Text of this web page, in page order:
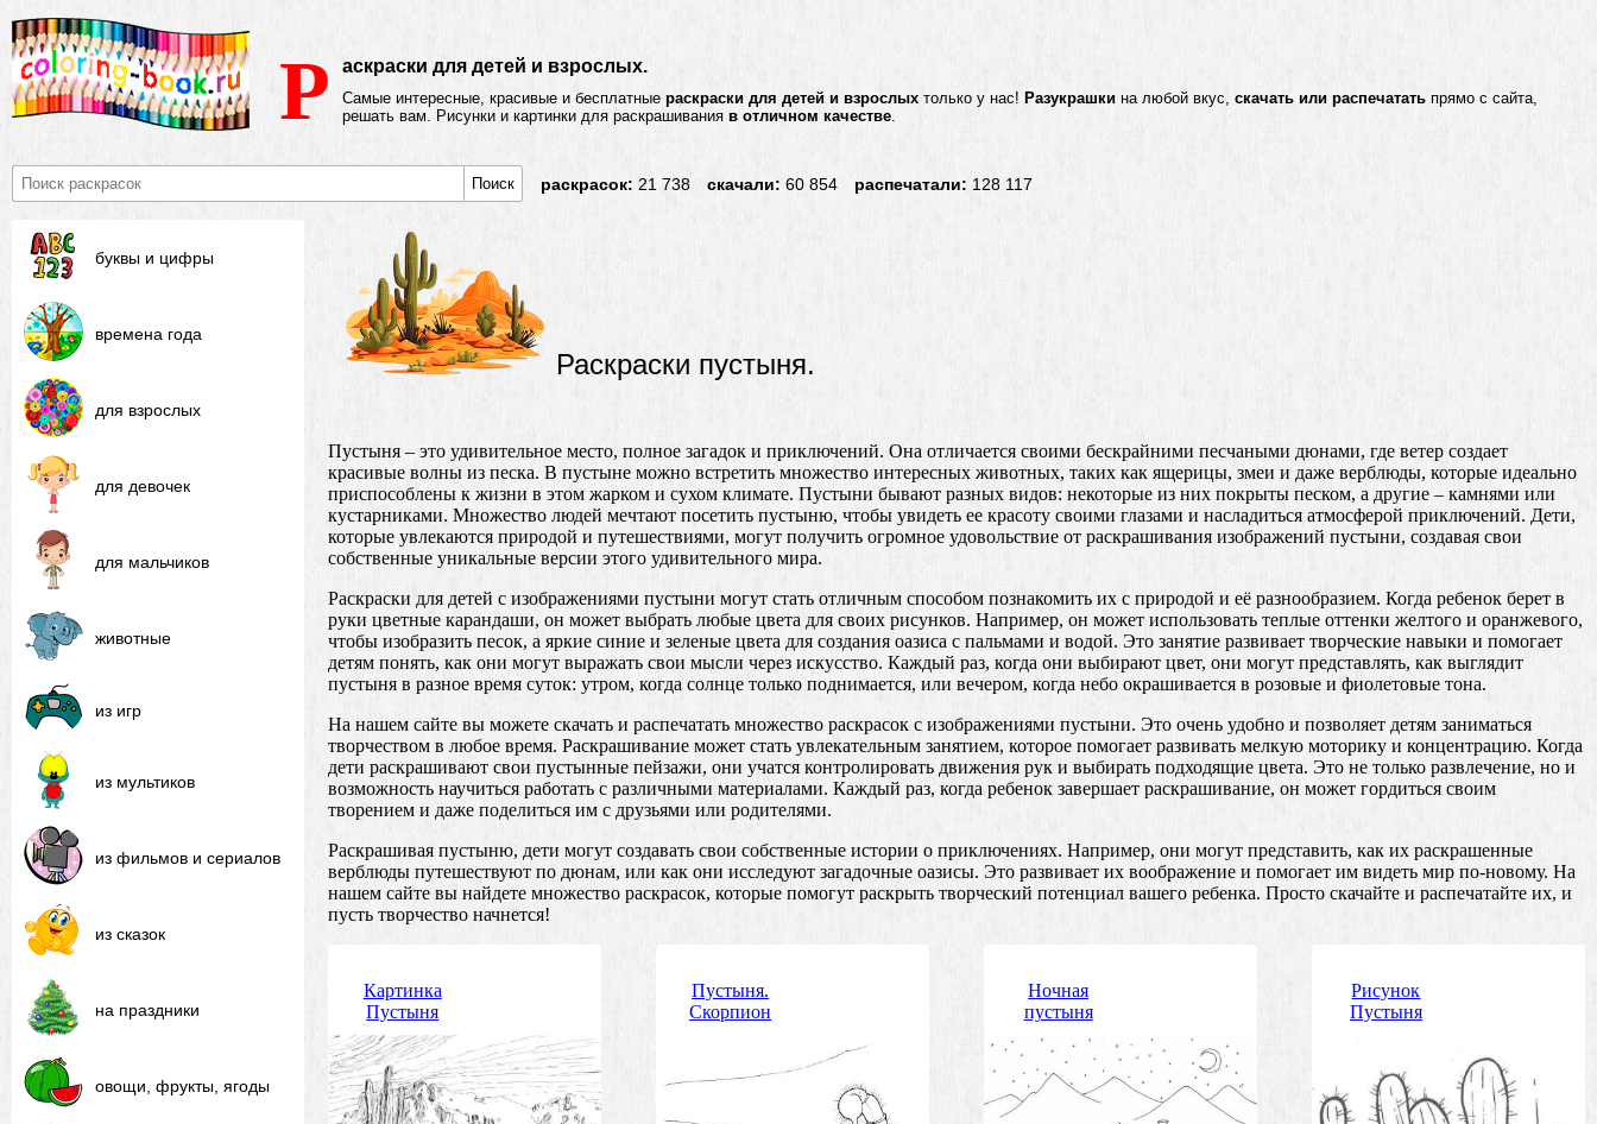
Р аскраски для детей и взрослых.
Самые интересные, красивые и бесплатные раскраски для детей и взрослых только у нас! Разукрашки на любой вкус, скачать или распечатать прямо с сайта,
решать вам. Рисунки и картинки для раскрашивания в отличном качестве.
Поиск раскрасок: 21 738 скачали: 60 854 распечатали: 128 117
буквы и цифры
времена года
для взрослых
для девочек
для мальчиков
животные
из игр
из мультиков
из фильмов и сериалов
из сказок
на праздники
овощи, фрукты, ягоды
Раскраски пустыня.
Пустыня – это удивительное место, полное загадок и приключений. Она отличается своими бескрайними песчаными дюнами, где ветер создает
красивые волны из песка. В пустыне можно встретить множество интересных животных, таких как ящерицы, змеи и даже верблюды, которые идеально
приспособлены к жизни в этом жарком и сухом климате. Пустыни бывают разных видов: некоторые из них покрыты песком, а другие – камнями или
кустарниками. Множество людей мечтают посетить пустыню, чтобы увидеть ее красоту своими глазами и насладиться атмосферой приключений. Дети,
которые увлекаются природой и путешествиями, могут получить огромное удовольствие от раскрашивания изображений пустыни, создавая свои
собственные уникальные версии этого удивительного мира.
Раскраски для детей с изображениями пустыни могут стать отличным способом познакомить их с природой и её разнообразием. Когда ребенок берет в
руки цветные карандаши, он может выбрать любые цвета для своих рисунков. Например, он может использовать теплые оттенки желтого и оранжевого,
чтобы изобразить песок, а яркие синие и зеленые цвета для создания оазиса с пальмами и водой. Это занятие развивает творческие навыки и помогает
детям понять, как они могут выражать свои мысли через искусство. Каждый раз, когда они выбирают цвет, они могут представлять, как выглядит
пустыня в разное время суток: утром, когда солнце только поднимается, или вечером, когда небо окрашивается в розовые и фиолетовые тона.
На нашем сайте вы можете скачать и распечатать множество раскрасок с изображениями пустыни. Это очень удобно и позволяет детям заниматься
творчеством в любое время. Раскрашивание может стать увлекательным занятием, которое помогает развивать мелкую моторику и концентрацию. Когда
дети раскрашивают свои пустынные пейзажи, они учатся контролировать движения рук и выбирать подходящие цвета. Это не только развлечение, но и
возможность научиться работать с различными материалами. Каждый раз, когда ребенок завершает раскрашивание, он может гордиться своим
творением и даже поделиться им с друзьями или родителями.
Раскрашивая пустыню, дети могут создавать свои собственные истории о приключениях. Например, они могут представить, как их раскрашенные
верблюды путешествуют по дюнам, или как они исследуют загадочные оазисы. Это развивает их воображение и помогает им видеть мир по-новому. На
нашем сайте вы найдете множество раскрасок, которые помогут раскрыть творческий потенциал вашего ребенка. Просто скачайте и распечатайте их, и
пусть творчество начнется!
Картинка
Пустыня
Пустыня.
Скорпион
Ночная
пустыня
Рисунок
Пустыня